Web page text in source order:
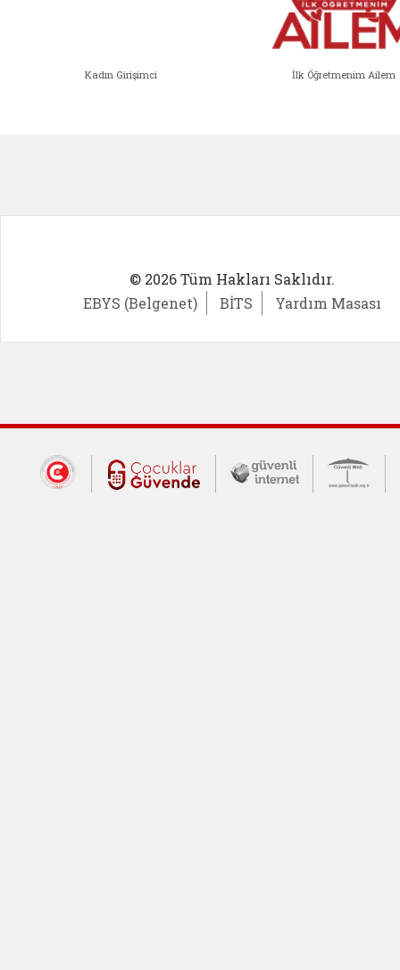
Kadın Girişimci İlk Öğretmenim Ailem
© 2026 Tüm Hakları Saklıdır.
EBYS (Belgenet)
BİTS Yardım Masası
Dış Bağlantılar
Cumhurbaşkanlığı İletişim Merkezi
Çocuklar Güvende (yeni
Güvenli